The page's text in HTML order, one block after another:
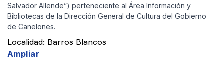
Salvador Allende”) perteneciente al Área Información y
Bibliotecas de la Dirección General de Cultura del Gobierno
de Canelones.
Localidad: Barros Blancos
Ampliar